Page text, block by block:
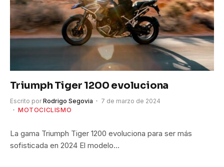
Triumph Tiger 1200 evoluciona
Escrito por Rodrigo Segovia
7 de marzo de 2024
MOTOCICLISMO
La gama Triumph Tiger 1200 evoluciona para ser más
sofisticada en 2024 El modelo…